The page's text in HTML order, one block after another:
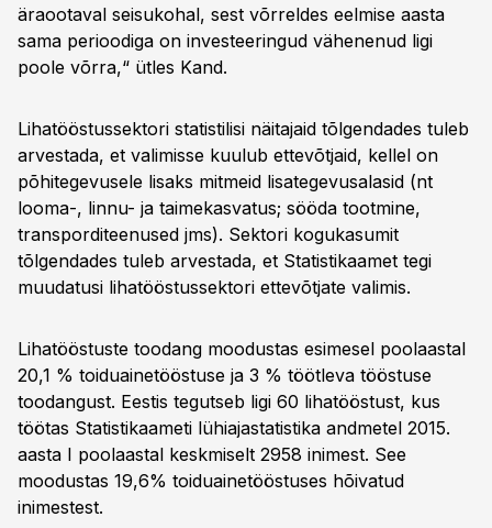
äraootaval seisukohal, sest võrreldes eelmise aasta
sama perioodiga on investeeringud vähenenud ligi
poole võrra,“ ütles Kand.
Lihatööstussektori statistilisi näitajaid tõlgendades tuleb
arvestada, et valimisse kuulub ettevõtjaid, kellel on
põhitegevusele lisaks mitmeid lisategevusalasid (nt
looma-, linnu- ja taimekasvatus; sööda tootmine,
transporditeenused jms). Sektori kogukasumit
tõlgendades tuleb arvestada, et Statistikaamet tegi
muudatusi lihatööstussektori ettevõtjate valimis.
Lihatööstuste toodang moodustas esimesel poolaastal
20,1 % toiduainetööstuse ja 3 % töötleva tööstuse
toodangust. Eestis tegutseb ligi 60 lihatööstust, kus
töötas Statistikaameti lühiajastatistika andmetel 2015.
aasta I poolaastal keskmiselt 2958 inimest. See
moodustas 19,6% toiduainetööstuses hõivatud
inimestest.